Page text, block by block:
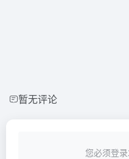
暂无评论
您必须登录